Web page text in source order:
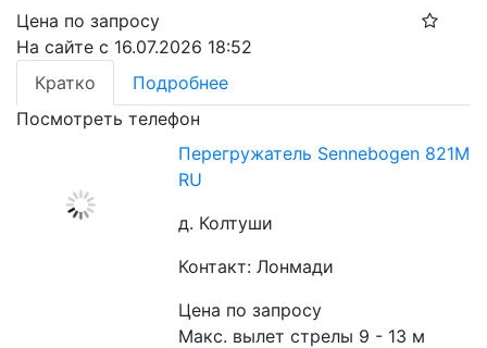
Цена по запросу
На сайте с 16.07.2026 18:52
Кратко
Подробнее
Посмотреть телефон
Перегружатель Sennebogen 821M
RU
д. Колтуши
Контакт: Лонмади
Цена по запросу
Макс. вылет стрелы 9 - 13 м